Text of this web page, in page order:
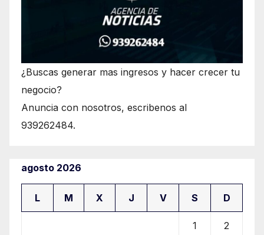
¿Buscas generar mas ingresos y hacer crecer tu
negocio?
Anuncia con nosotros, escribenos al
939262484.
agosto 2026
L M X J V S D
1 2